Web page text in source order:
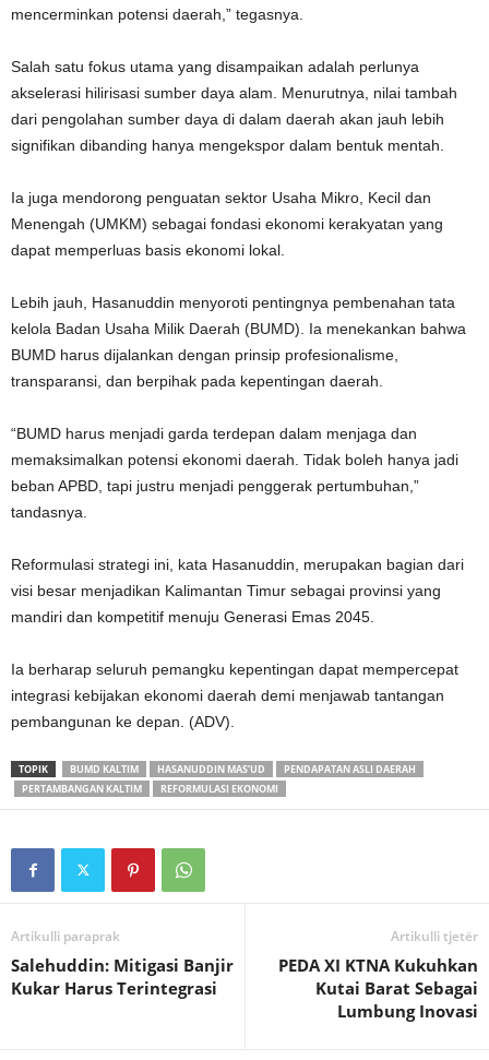
mencerminkan potensi daerah,” tegasnya.
Salah satu fokus utama yang disampaikan adalah perlunya
akselerasi hilirisasi sumber daya alam. Menurutnya, nilai tambah
dari pengolahan sumber daya di dalam daerah akan jauh lebih
signifikan dibanding hanya mengekspor dalam bentuk mentah.
Ia juga mendorong penguatan sektor Usaha Mikro, Kecil dan
Menengah (UMKM) sebagai fondasi ekonomi kerakyatan yang
dapat memperluas basis ekonomi lokal.
Lebih jauh, Hasanuddin menyoroti pentingnya pembenahan tata
kelola Badan Usaha Milik Daerah (BUMD). Ia menekankan bahwa
BUMD harus dijalankan dengan prinsip profesionalisme,
transparansi, dan berpihak pada kepentingan daerah.
“BUMD harus menjadi garda terdepan dalam menjaga dan
memaksimalkan potensi ekonomi daerah. Tidak boleh hanya jadi
beban APBD, tapi justru menjadi penggerak pertumbuhan,”
tandasnya.
Reformulasi strategi ini, kata Hasanuddin, merupakan bagian dari
visi besar menjadikan Kalimantan Timur sebagai provinsi yang
mandiri dan kompetitif menuju Generasi Emas 2045.
Ia berharap seluruh pemangku kepentingan dapat mempercepat
integrasi kebijakan ekonomi daerah demi menjawab tantangan
pembangunan ke depan. (ADV).
TOPIK BUMD KALTIM HASANUDDIN MAS’UD
PENDAPATAN ASLI DAERAH
PERTAMBANGAN KALTIM
REFORMULASI EKONOMI
Artikulli paraprak
Salehuddin: Mitigasi Banjir
Kukar Harus Terintegrasi
Artikulli tjetër
PEDA XI KTNA Kukuhkan
Kutai Barat Sebagai
Lumbung Inovasi